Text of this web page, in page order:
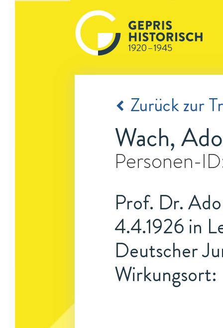
Zurück zur
Wach,
Personen-
Prof. Dr.
4.4.1926 in
Deutscher
Wirkungsort: